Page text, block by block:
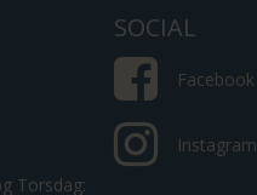
Torsdag:
SOCIAL
Facebook
Instagram